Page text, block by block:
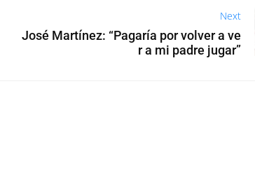
Next
José Martínez: “Pagaría por volver a ve
r a mi padre jugar”